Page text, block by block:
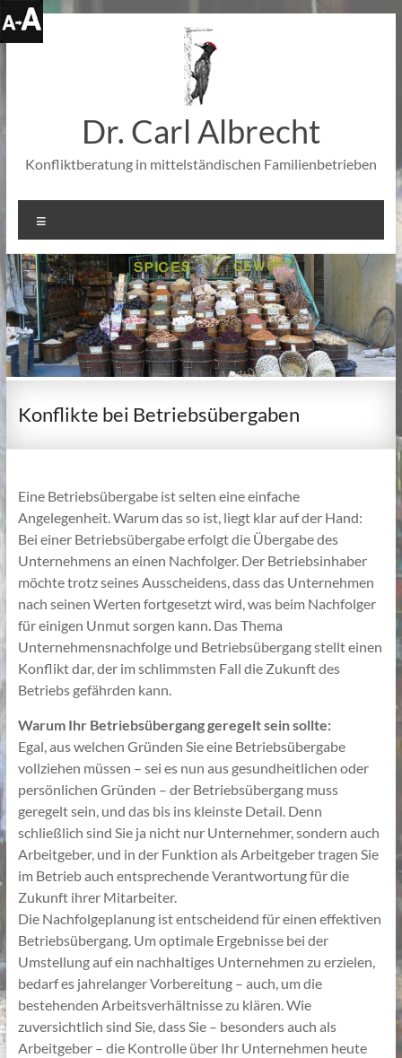
Zum
Inhalt
Dr. Carl Albrecht
Konfliktberatung in mittelständischen Familienbetrieben
Konflikte bei Betriebsübergaben
Eine Betriebsübergabe ist selten eine einfache
Angelegenheit. Warum das so ist, liegt klar auf der Hand:
Bei einer Betriebsübergabe erfolgt die Übergabe des
Unternehmens an einen Nachfolger. Der Betriebsinhaber
möchte trotz seines Ausscheidens, dass das Unternehmen
nach seinen Werten fortgesetzt wird, was beim Nachfolger
für einigen Unmut sorgen kann. Das Thema
Unternehmensnachfolge und Betriebsübergang stellt einen
Konflikt dar, der im schlimmsten Fall die Zukunft des
Betriebs gefährden kann.
Warum Ihr Betriebsübergang geregelt sein sollte:
Egal, aus welchen Gründen Sie eine Betriebsübergabe
vollziehen müssen – sei es nun aus gesundheitlichen oder
persönlichen Gründen – der Betriebsübergang muss
geregelt sein, und das bis ins kleinste Detail. Denn
schließlich sind Sie ja nicht nur Unternehmer, sondern auch
Arbeitgeber, und in der Funktion als Arbeitgeber tragen Sie
im Betrieb auch entsprechende Verantwortung für die
Zukunft ihrer Mitarbeiter.
Die Nachfolgeplanung ist entscheidend für einen effektiven
Betriebsübergang. Um optimale Ergebnisse bei der
Umstellung auf ein nachhaltiges Unternehmen zu erzielen,
bedarf es jahrelanger Vorbereitung – auch, um die
bestehenden Arbeitsverhältnisse zu klären. Wie
zuversichtlich sind Sie, dass Sie – besonders auch als
Arbeitgeber – die Kontrolle über Ihr Unternehmen heute